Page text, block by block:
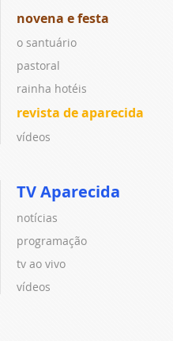
novena e festa
o santuário
pastoral
rainha hotéis
revista de aparecida
vídeos
TV Aparecida
notícias
programação
tv ao vivo
vídeos